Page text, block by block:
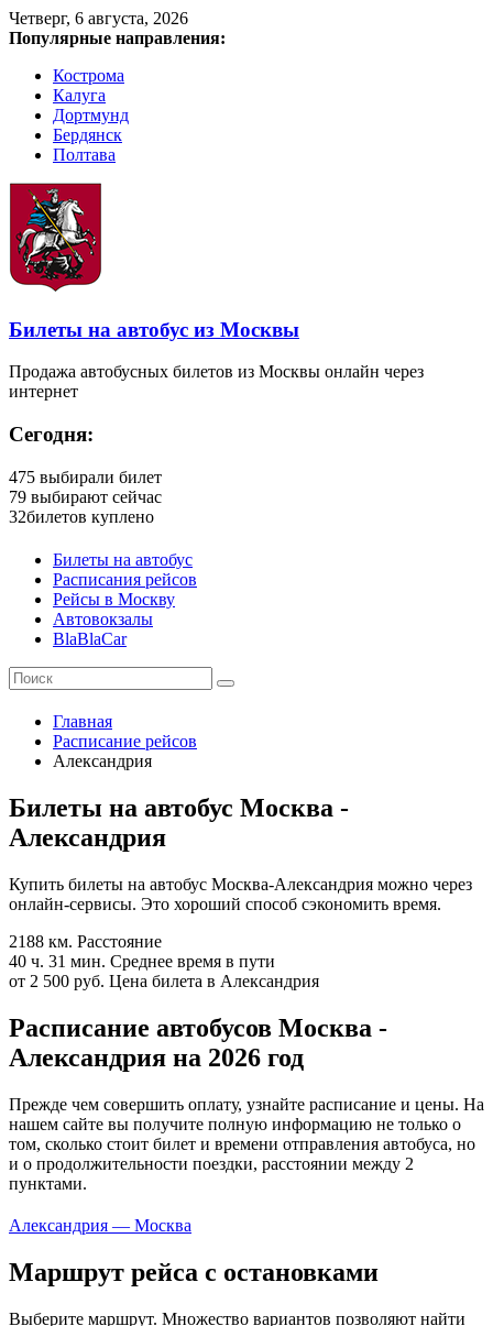
Четверг, 6 августа, 2026
Популярные направления:
Кострома
Калуга
Дортмунд
Бердянск
Полтава
Билеты на автобус из Москвы
Продажа автобусных билетов из Москвы онлайн через
интернет
Сегодня:
475 выбирали билет
79 выбирают сейчас
32билетов куплено
Билеты на автобус
Расписания рейсов
Рейсы в Москву
Автовокзалы
BlaBlaCar
Главная
Расписание рейсов
Александрия
Билеты на автобус Москва -
Александрия
Купить билеты на автобус Москва-Александрия можно через
онлайн-сервисы. Это хороший способ сэкономить время.
2188 км. Расстояние
40 ч. 31 мин. Среднее время в пути
от 2 500 руб. Цена билета в Александрия
Расписание автобусов Москва -
Александрия на 2026 год
Прежде чем совершить оплату, узнайте расписание и цены. На
нашем сайте вы получите полную информацию не только о
том, сколько стоит билет и времени отправления автобуса, но
и о продолжительности поездки, расстоянии между 2
пунктами.
Александрия — Москва
Маршрут рейса с остановками
Выберите маршрут. Множество вариантов позволяют найти